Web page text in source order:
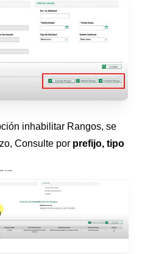
inhabilitar Rangos, se
Consulte por prefijo, tipo